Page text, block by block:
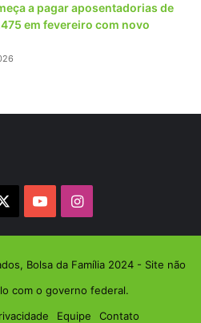
a pagar aposentadorias de
em fevereiro com novo
YouTubeInstagram
Bolsa da Família 2024 - Site não
com o governo federal.
Equipe Contato